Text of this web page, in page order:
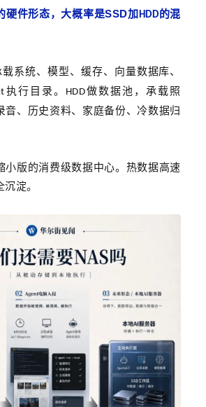
硬件形态，大概率是SSD加 HDD的混
系统、模型、缓存、向量数据库、
执行目录。 HDD做数据池，承载照
音、历史资料、家庭备份、冷数据归
小版的消费级数据中心。热数据高速
淀。